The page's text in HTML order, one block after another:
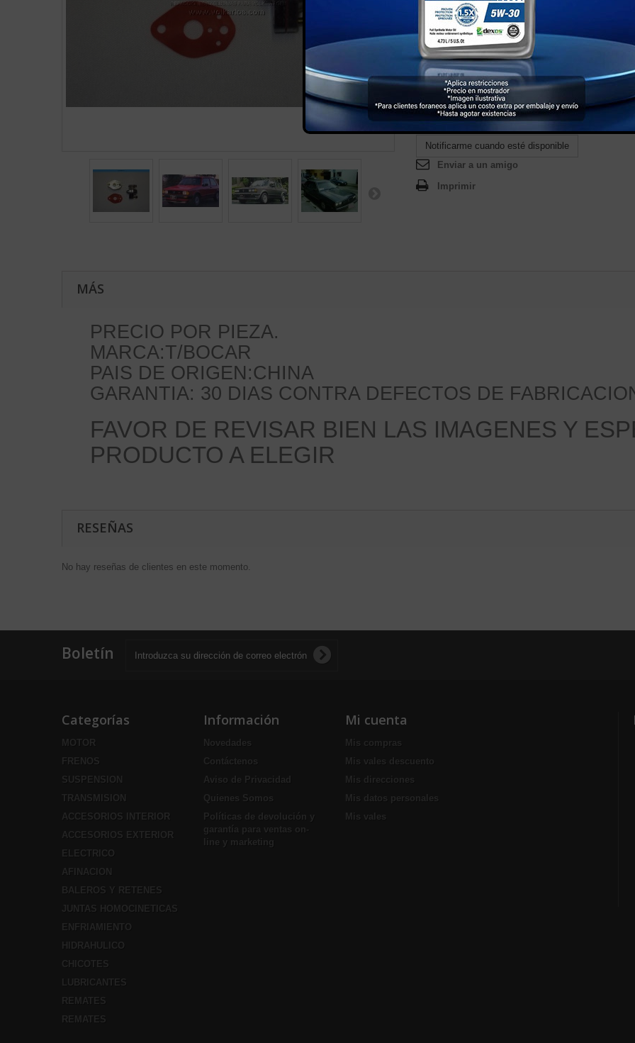
ATLANTIC 1.8,
CORSAR 1.8,
COMBI 1.8,
A2 1.8
Notificarme cuando esté disponible
Enviar a un amigo
Imprimir
MÁS
PRECIO POR PIEZA.
MARCA:T/BOCAR
PAIS DE ORIGEN:CHINA
GARANTIA: 30 DIAS CONTRA DEFECTOS DE
FAVOR DE REVISAR BIEN LAS IMAGENES Y
PRODUCTO A ELEGIR
RESEÑAS
No hay reseñas de clientes en este momento.
Boletín
Categorías
MOTOR
FRENOS
SUSPENSION
TRANSMISION
ACCESORIOS INTERIOR
ACCESORIOS EXTERIOR
ELECTRICO
AFINACION
BALEROS Y RETENES
JUNTAS HOMOCINETICAS
ENFRIAMIENTO
HIDRAHULICO
CHICOTES
LUBRICANTES
REMATES
REMATES
Información
Novedades
Contáctenos
Aviso de Privacidad
Quienes Somos
Políticas de devolución y
garantía para ventas on-
line y marketing
Mi cuenta
Mis compras
Mis vales descuento
Mis direcciones
Mis datos personales
Mis vales